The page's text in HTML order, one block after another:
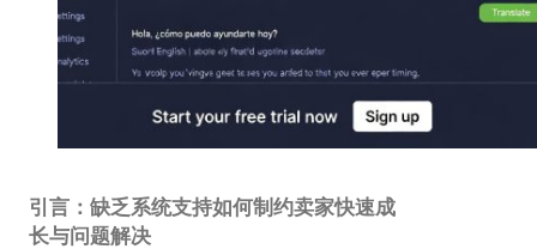
引言：缺乏系统支持如何制约卖家快速成
长与问题解决